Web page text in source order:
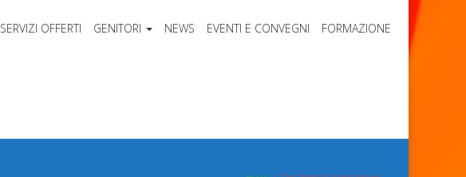
SERVIZI OFFERTI GENITORI NEWS EVENTI E CONVEGNI FORMAZIONE